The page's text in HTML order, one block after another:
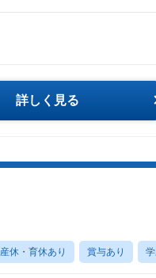
詳しく見る
産休・育休あり 賞与あり